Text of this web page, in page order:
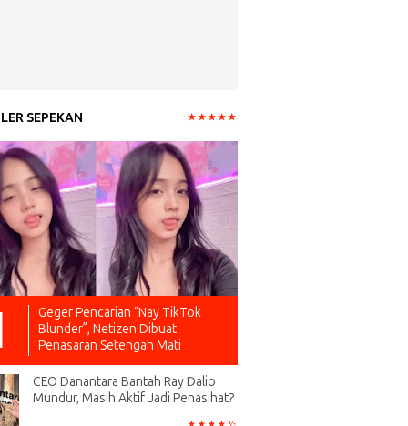
SEPEKAN
Geger Pencarian “Nay TikTok
Blunder”, Netizen Dibuat
Penasaran Setengah Mati
CEO Danantara Bantah Ray Dalio
Mundur, Masih Aktif Jadi Penasihat?